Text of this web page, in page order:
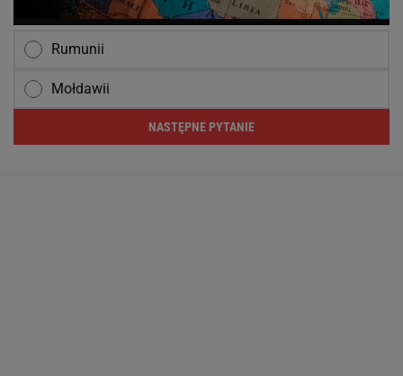
Rumunii
Mołdawii
NASTĘPNE PYTANIE